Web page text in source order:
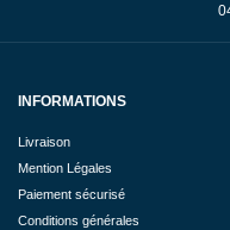
INFORMATIONS
Livraison
Mention Légales
Paiement sécurisé
Conditions générales